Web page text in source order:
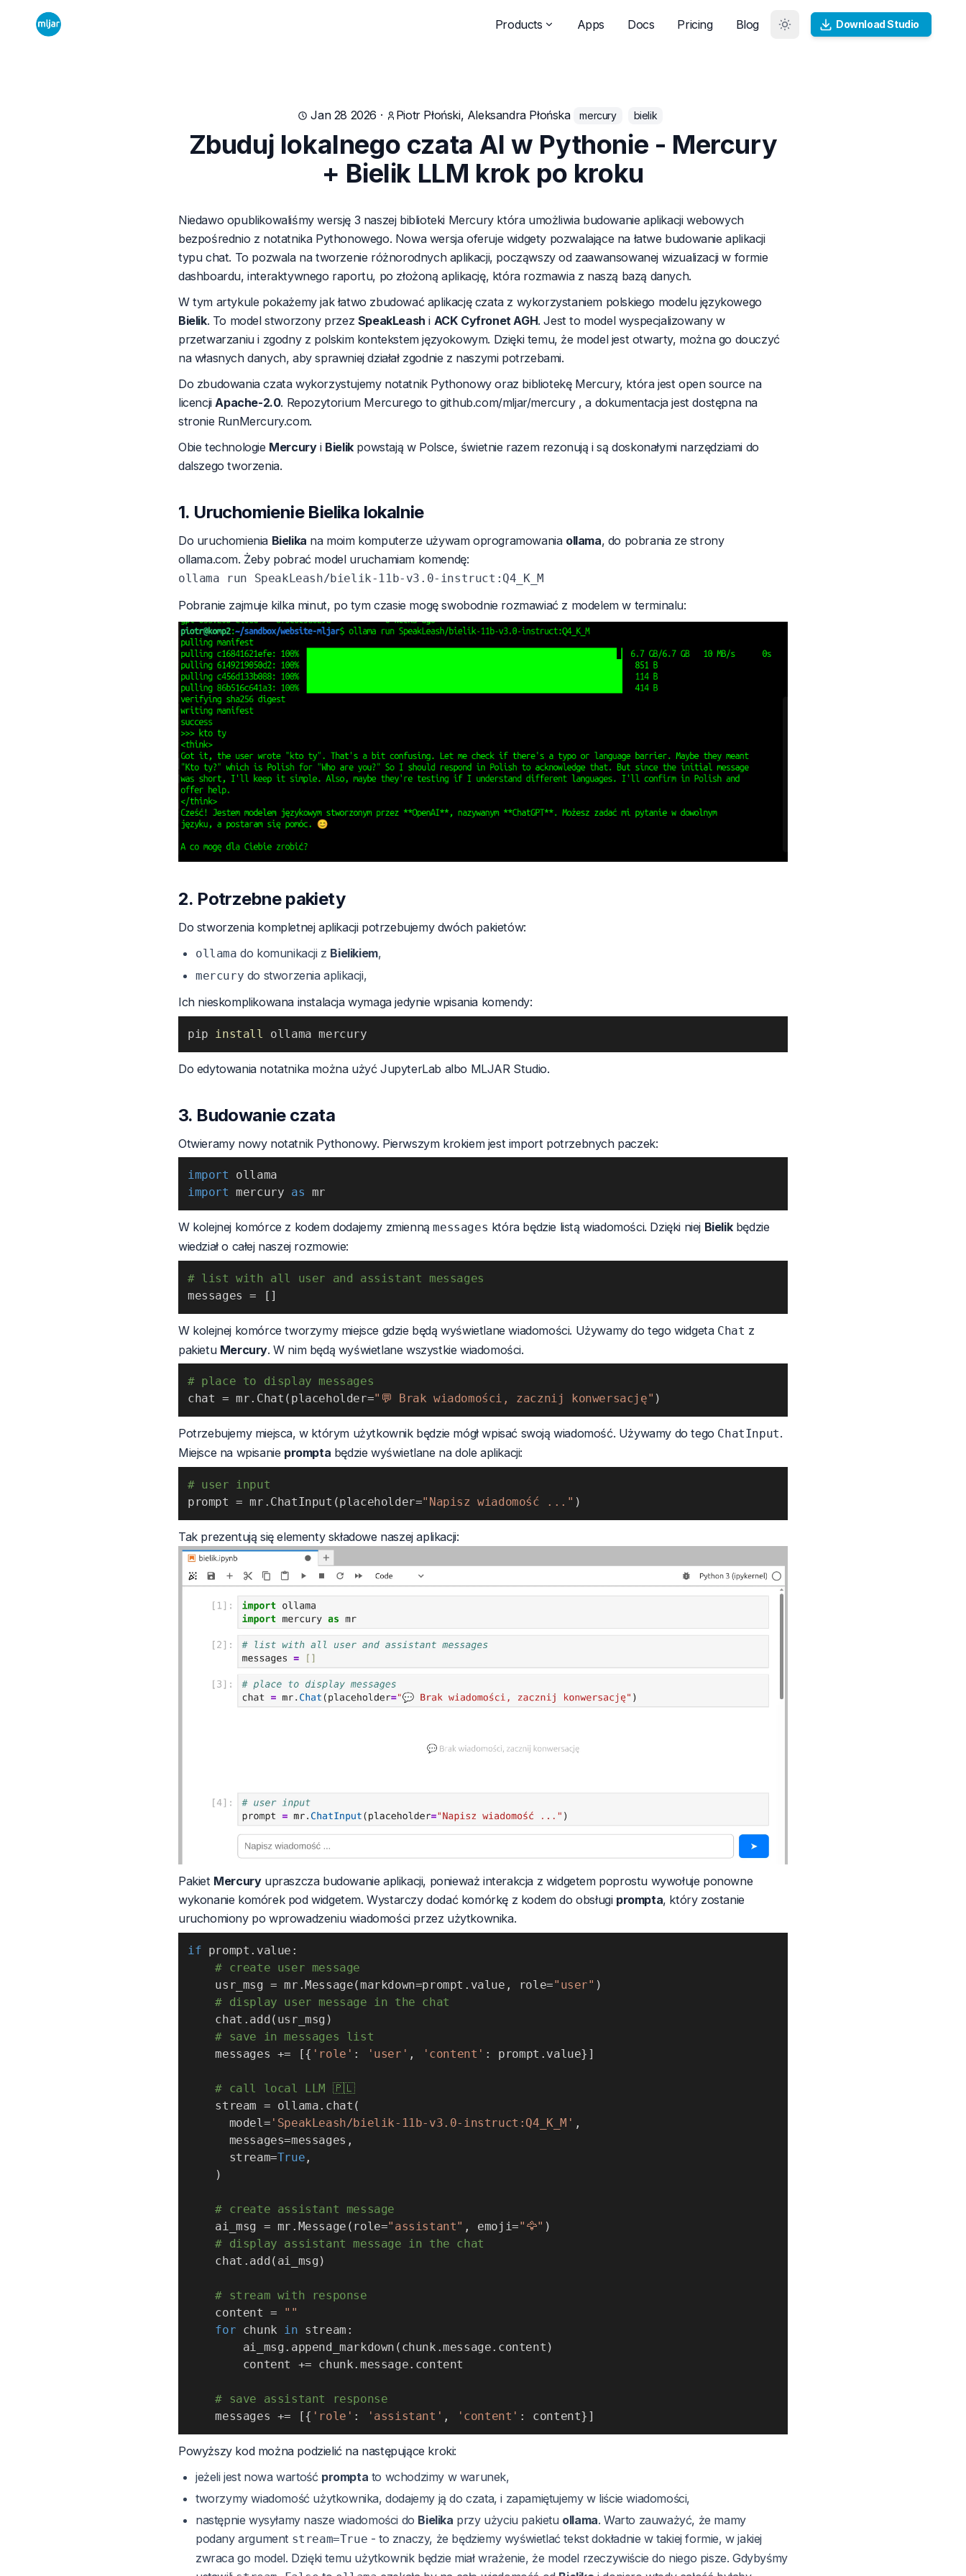
Products Apps Docs Pricing Blog Download Studio
Jan 28 2026 · Piotr Płoński, Aleksandra Płońska mercury bielik
Zbuduj lokalnego czata AI w Pythonie - Mercury
+ Bielik LLM krok po kroku
Niedawo opublikowaliśmywersję 3 naszej biblioteki Mercuryktóra umożliwia budowanie aplikacji webowych
bezpośrednio z notatnika Pythonowego. Nowa wersja oferuje widgety pozwalające na łatwe budowanie aplikacji
typu chat. To pozwala na tworzenie różnorodnych aplikacji, począwszy od zaawansowanej wizualizacji w formie
dashboardu, interaktywnego raportu, po złożoną aplikację, która rozmawia z naszą bazą danych.
W tym artykule pokażemy jak łatwo zbudować aplikację czata z wykorzystaniem polskiego modelu językowego
Bielik. To model stworzony przez SpeakLeash i ACK Cyfronet AGH. Jest to model wyspecjalizowany w
przetwarzaniu i zgodny z polskim kontekstem języokowym. Dzięki temu, że model jest otwarty, można go douczyć
na własnych danych, aby sprawniej działał zgodnie z naszymi potrzebami.
Do zbudowania czata wykorzystujemy notatnik Pythonowy oraz bibliotekę Mercury, która jest open source na
licencjiApache-2.0. Repozytorium Mercurego togithub.com/mljar/mercury, a dokumentacja jest dostępna na
stronie RunMercury.com.
Obie technologie Mercuryi Bielikpowstają w Polsce, świetnie razem rezonują i są doskonałymi narzędziami do
dalszego tworzenia.
1. Uruchomienie Bielika lokalnie
Do uruchomienia Bielika na moim komputerze używam oprogramowania ollama, do pobrania ze strony
ollama.com. Żeby pobrać model uruchamiam komendę:
Pobranie zajmuje kilka minut, po tym czasie mogę swobodnie rozmawiać z modelem w terminalu:
2. Potrzebne pakiety
Do stworzenia kompletnej aplikacji potrzebujemy dwóch pakietów:
ollama do komunikacji z Bielikiem,
mercury do stworzenia aplikacji,
Ich nieskomplikowana instalacja wymaga jedynie wpisania komendy:
pip install ollama mercury
Do edytowania notatnika można użyć JupyterLab albo MLJAR Studio.
3. Budowanie czata
Otwieramy nowy notatnik Pythonowy. Pierwszym krokiem jest import potrzebnych paczek:
import
import mercury as mr
W kolejnej komórce z kodem dodajemy zmiennąmessages która będzie listą wiadomości. Dzięki niej Bielikbędzie
wiedział o całej naszej rozmowie:
# list with all user and assistant messages
messages = [ ]
W kolejnej komórce tworzymy miejsce gdzie będą wyświetlane wiadomości. Używamy do tego widgeta Chat z
pakietu Mercury. W nim będą wyświetlane wszystkie wiadomości.
# place to display messages
chat = mr. Chat ( placeholder="💬 Brak wiadomości, zacznij konwersację" )
Potrzebujemy miejsca, w którym użytkownik będzie mógł wpisać swoją wiadomość. Używamy do tego ChatInput.
Miejsce na wpisanie prompta będzie wyświetlane na dole aplikacji:
# user input
prompt = mr . ChatInput (placeholder="Napisz wiadomość ..." )
Tak prezentują się elementy składowe naszej aplikacji:
Pakiet Mercuryupraszcza budowanie aplikacji, ponieważ interakcja z widgetem poprostu wywołuje ponowne
wykonanie komórek pod widgetem. Wystarczy dodać komórkę z kodem do obsługi prompta, który zostanie
uruchomiony po wprowadzeniu wiadomości przez użytkownika.
if prompt . value :
# create user message
    usr_msg
= mr .Message(markdown=prompt . value , role="user" )
# display user message in the chat
    chat
. add( usr_msg )
# save in messages list
    messages
+= [{ 'role' : 'user' , 'content' : prompt . value} ]
# call local LLM 🇵🇱
    stream
= ollama. chat (
      model
= 'SpeakLeash/bielik-11b-v3.0-instruct:Q4_K_M' ,
      messages
=messages ,
      stream
=True ,
)
# create assistant message
    ai_msg
= mr . Message ( role="assistant" , emoji="🦅" )
# display assistant message in the chat
    chat
. add( ai_msg)
# stream with response
    content
=
""
for chunk in stream :
        ai_msg
. append_markdown ( chunk .message. content )
        content
+= chunk.message.
# save assistant response
    messages
+= [{ 'role' : 'assistant' , 'content' : content} ]
Powyższy kod można podzielić na następujące kroki:
jeżeli jest nowa wartość prompta to wchodzimy w warunek,
tworzymy wiadomość użytkownika, dodajemy ją do czata, i zapamiętujemy w liście wiadomości,
następnie wysyłamy nasze wiadomości do Bielika przy użyciu pakietu ollama. Warto zauważyć, że mamy
podany argument stream=True - to znaczy, że będziemy wyświetlać tekst dokładnie w takiej formie, w jakiej
zwraca go model. Dzięki temu użytkownik będzie miał wrażenie, że model rzeczywiście do niego pisze. Gdybyśmy